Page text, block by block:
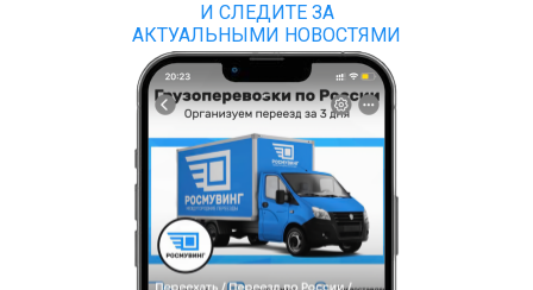
И СЛЕДИТЕ ЗА
АКТУАЛЬНЫМИ НОВОСТЯМИ